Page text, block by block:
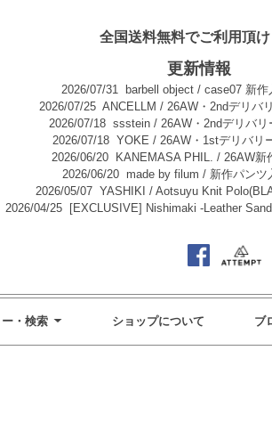
全国送料無料でご利用頂
更新情報
2026/07/31
barbell object / case07 新作
2026/07/25 ANCELLM / 26AW・2ndデリバ
2026/07/18 ssstein / 26AW・2ndデリバリ
2026/07/18 YOKE / 26AW・1stデリバリ
2026/06/20
KANEMASA PHIL. / 26AW新
2026/06/20 made by filum / 新作パンツ
2026/05/07 YASHIKI / Aotsuyu Knit
2026/04/25
[EXCLUSIVE] Nishimaki -Leather
・検索 ショップについて ブ